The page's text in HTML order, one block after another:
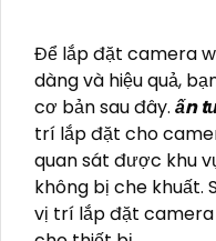
Để lắp đặt camera
dàng và hiệu quả,
cơ bản sau đây. ấn
trí lắp đặt cho
quan sát được khu
không bị che khuất.
vị trí lắp đặt camera